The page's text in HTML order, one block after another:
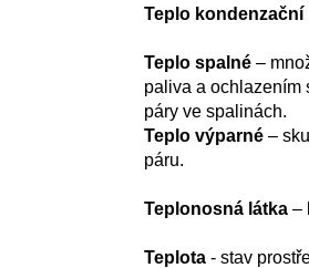
Teplo kondenzační
Teplo spalné–
paliva a ochlazením
páry ve spalinách.
Teplo výparné–
páru.
Teplonosná látka–
Teplota- stav